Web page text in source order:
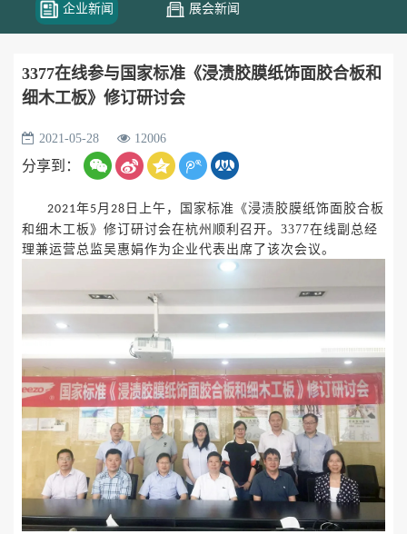
企业新闻 展会新闻
3377在线参与国家标准《浸渍胶膜纸饰面胶合板和
细木工板》修订研讨会
2021-05-28 12006
分享到：
2021年5月28 日上午，国家标准《浸渍胶膜纸饰面胶合板
和细木工板》修订研讨会在杭州顺利召开。3377在线副总经
理兼运营总监吴惠娟作为企业代表出席了该次会议。